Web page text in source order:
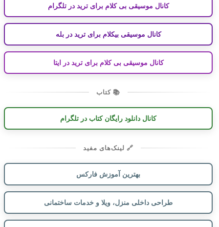
کانال موسیقی بی کلام برای ترید در تلگرام
کانال موسیقی بیکلام برای ترید در بله
کانال موسیقی بی کلام برای ترید در ایتا
📚 کتاب
کانال دانلود رایگان کتاب در تلگرام
🔗 لینک‌های مفید
بهترین آموزش فارکس
طراحی داخلی منزل، ویلا و خدمات ساختمانی